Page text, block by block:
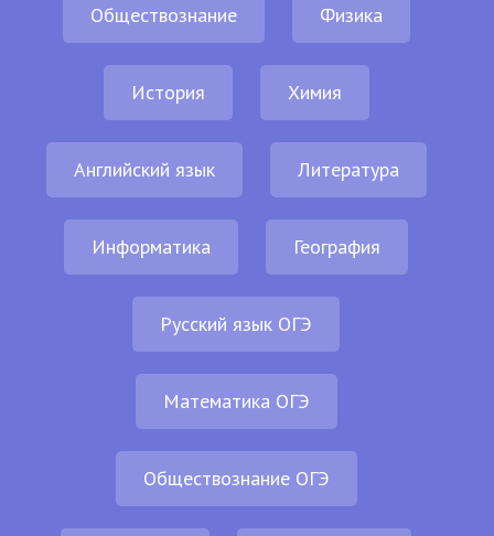
Обществознание Физика
История Химия
Английский язык Литература
Информатика География
Русский язык ОГЭ
Математика ОГЭ
Обществознание ОГЭ